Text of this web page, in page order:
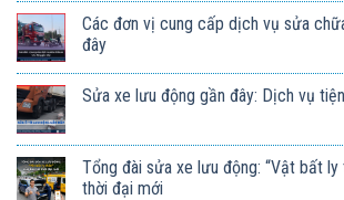
Các đơn vị cung cấp dịch vụ sửa
đây
Sửa xe lưu động gần đây: Dịch vụ
Tổng đài sửa xe lưu động: “Vật bất ly
thời đại mới